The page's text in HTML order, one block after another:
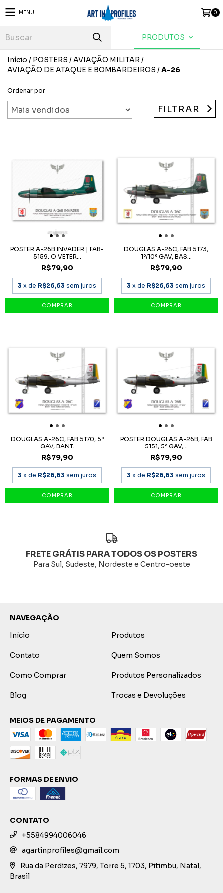
MENU 0
PRODUTOS
Início / POSTERS /AVIAÇÃO MILITAR/
AVIAÇÃO DE ATAQUE E BOMBARDEIROS /A-26
Ordenar por
FILTRAR
POSTER A-26B INVADER | FAB-
5159. O VETER...
R$79,90
3 x de R$26,63 sem juros
DOUGLAS A-26C, FAB 5173,
1º/10º GAV, BAS...
R$79,90
3 x de R$26,63 sem juros
DOUGLAS A-26C, FAB 5170, 5º
GAV, BANT.
R$79,90
3 x de R$26,63 sem juros
POSTER DOUGLAS A-26B, FAB
5151, 5º GAV,...
R$79,90
3 x de R$26,63 sem juros
FRETE GRÁTIS PARA TODOS OS POSTERS
Para Sul, Sudeste, Nordeste e Centro-oeste
NAVEGAÇÃO
Início
Produtos
Contato Quem Somos
Como Comprar Produtos Personalizados
Blog Trocas e Devoluções
MEIOS DE PAGAMENTO
FORMAS DE ENVIO
CONTATO
+5584994006046
agartinprofiles@gmail.com
Rua da Perdizes, 7979, Torre 5, 1703, Pitimbu, Natal,
Brasil